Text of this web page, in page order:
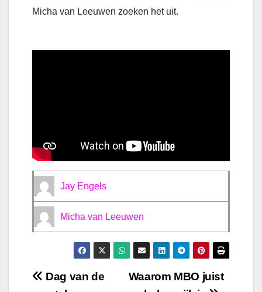
Micha van Leeuwen zoeken het uit.
Jay Engels
Micha van Leeuwen
Bericht
Waarom MBO juist
Dag van de